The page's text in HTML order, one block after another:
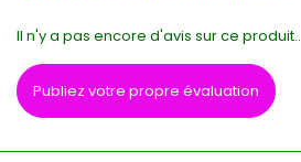
Il n'y a pas encore d'avis sur ce produit..
Publiez votre propre évaluation